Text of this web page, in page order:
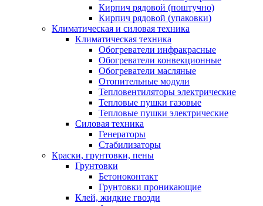
Кирпич рядовой (поштучно)
Кирпич рядовой (упаковки)
Климатическая и силовая техника
Климатическая техника
Обогреватели инфракрасные
Обогреватели конвекционные
Обогреватели масляные
Отопительные модули
Тепловентиляторы электрические
Тепловые пушки газовые
Тепловые пушки электрические
Силовая техника
Генераторы
Стабилизаторы
Краски, грунтовки, пены
Грунтовки
Бетоноконтакт
Грунтовки проникающие
Клей, жидкие гвозди